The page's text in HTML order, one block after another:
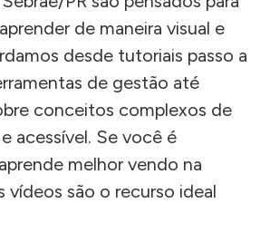
de maneira visual e
desde tutoriais passo a
de gestão até
conceitos complexos de
acessível. Se você é
melhor vendo na
vídeos são o recurso ideal